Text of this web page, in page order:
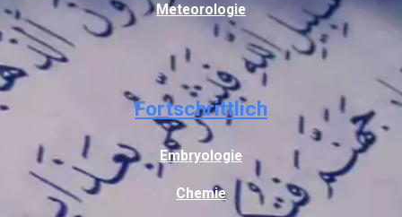
Meteorologie
Fortschrittlich
Embryologie
Chemie